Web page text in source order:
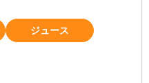
ジュース